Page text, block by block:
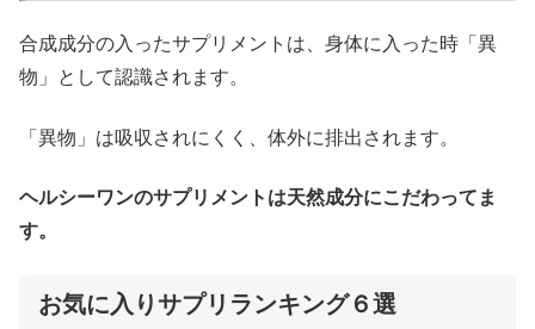
合成成分の入ったサプリメントは、身体に入った時「異
物」として認識されます。
「異物」は吸収されにくく、体外に排出されます。
ヘルシーワンのサプリメントは天然成分にこだわってま
す。
お気に入りサプリランキング６選